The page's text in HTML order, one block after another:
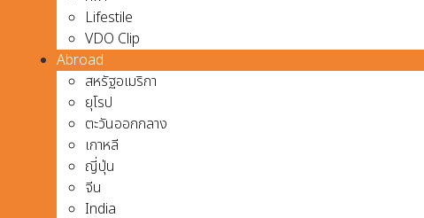
Lifestile
VDO Clip
Abroad
สหรัฐอเมริกา
ยุโรป
ตะวันออกกลาง
เกาหลี
ญี่ปุ่น
จีน
India